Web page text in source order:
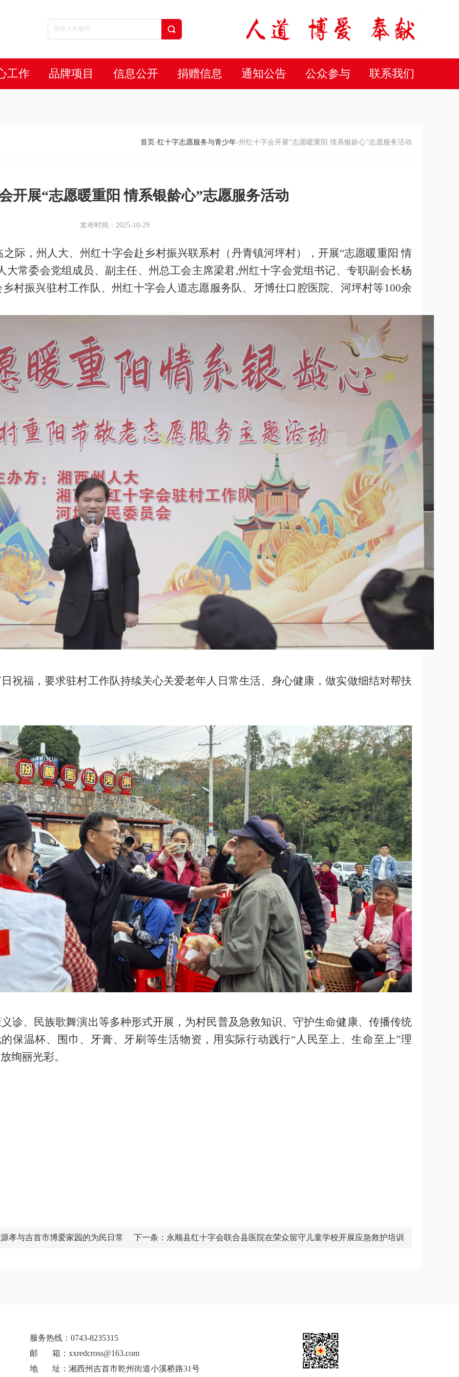
工作 品牌项目 信息公开 捐赠信息 通知公告 公众参与 联系我们
首页-红十字志愿服务与青少年-州红十字会开展“志愿暖重阳 情系银龄心”志愿服务活动
开展“志愿暖重阳 情系银龄心”志愿服务活动
发布时间：2025-10-29
际，州人大、州红十字会赴乡村振兴联系村（丹青镇河坪村），开展“志愿暖重阳 情
大常委会党组成员、副主任、州总工会主席梁君,州红十字会党组书记、专职副会长杨
村振兴驻村工作队、州红十字会人道志愿服务队、牙博仕口腔医院、河坪村等100余
祝福，要求驻村工作队持续关心关爱老年人日常生活、身心健康，做实做细结对帮扶
诊、民族歌舞演出等多种形式开展，为村民普及急救知识、守护生命健康、传播传统
保温杯、围巾、牙膏、牙刷等生活物资，用实际行动践行“人民至上、生命至上”理
绚丽光彩。
孝与吉首市博爱家园的为民日常 下一条： 永顺县红十字会联合县医院在荣众留守儿童学校开展应急救护培训
服务热线：0743-8235315
邮 箱：xxredcross@163.com
地 址：湘西州吉首市乾州街道小溪桥路31号